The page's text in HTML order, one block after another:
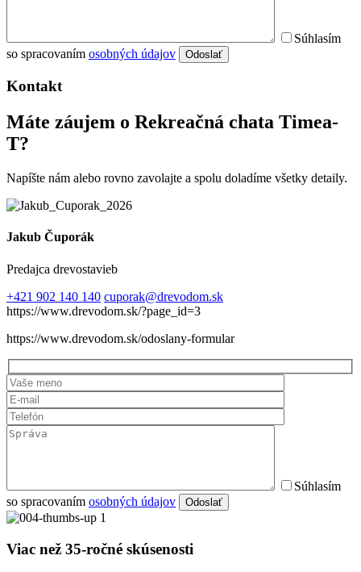
Súhlasím
so spracovaním osobných údajov Odoslať
Kontakt
Máte záujem o Rekreačná chata Timea-
T?
Napíšte nám alebo rovno zavolajte a spolu doladíme všetky detaily.
Jakub Čuporák
Predajca drevostavieb
+421 902 140 140 cuporak@drevodom.sk
https://www.drevodom.sk/?page_id=3
https://www.drevodom.sk/odoslany-formular
Súhlasím
so spracovaním osobných údajov Odoslať
Viac než 35-ročné skúsenosti